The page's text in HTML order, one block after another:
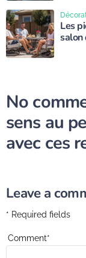
Les
salon
No
sens au
avec ces
Leave a
* Required fields
Comment*